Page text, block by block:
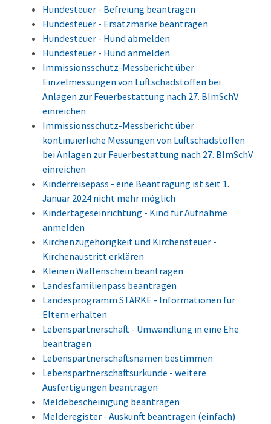
Hundesteuer - Befreiung beantragen
Hundesteuer - Ersatzmarke beantragen
Hundesteuer - Hund abmelden
Hundesteuer - Hund anmelden
Immissionsschutz-Messbericht über
Einzelmessungen von Luftschadstoffen bei
Anlagen zur Feuerbestattung nach 27. BImSchV
einreichen
Immissionsschutz-Messbericht über
kontinuierliche Messungen von Luftschadstoffen
bei Anlagen zur Feuerbestattung nach 27. BImSchV
einreichen
Kinderreisepass - eine Beantragung ist seit 1.
Januar 2024 nicht mehr möglich
Kindertageseinrichtung - Kind für Aufnahme
anmelden
Kirchenzugehörigkeit und Kirchensteuer -
Kirchenaustritt erklären
Kleinen Waffenschein beantragen
Landesfamilienpass beantragen
Landesprogramm STÄRKE - Informationen für
Eltern erhalten
Lebenspartnerschaft - Umwandlung in eine Ehe
beantragen
Lebenspartnerschaftsnamen bestimmen
Lebenspartnerschaftsurkunde - weitere
Ausfertigungen beantragen
Meldebescheinigung beantragen
Melderegister - Auskunft beantragen (einfach)